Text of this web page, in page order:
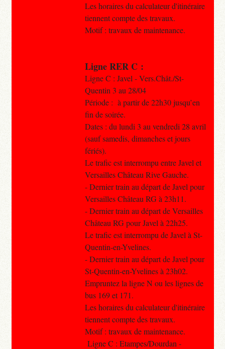
Les horaires du calculateur d'itinéraire
tiennent compte des travaux.
Motif : travaux de maintenance.
Ligne RER C :
Ligne C : Javel - Vers.Chât./St-
Quentin 3 au 28/04
Période : à partir de 22h30 jusqu’en
fin de soirée.
Dates : du lundi 3 au vendredi 28 avril
(sauf samedis, dimanches et jours
fériés).
Le trafic est interrompu entre Javel et
Versailles Château Rive Gauche.
- Dernier train au départ de Javel pour
Versailles Château RG à 23h11.
- Dernier train au départ de Versailles
Château RG pour Javel à 22h25.
Le trafic est interrompu de Javel à St-
Quentin-en-Yvelines.
- Dernier train au départ de Javel pour
St-Quentin-en-Yvelines à 23h02.
Empruntez la ligne N ou les lignes de
bus 169 et 171.
Les horaires du calculateur d'itinéraire
tiennent compte des travaux.
Motif : travaux de maintenance.
Ligne C : Etampes/Dourdan -